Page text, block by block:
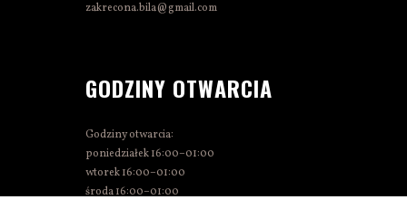
zakrecona.bila@gmail.com
GODZINY OTWARCIA
Godziny otwarcia:
poniedziałek 16:00–01:00
wtorek 16:00–01:00
środa 16:00–01:00